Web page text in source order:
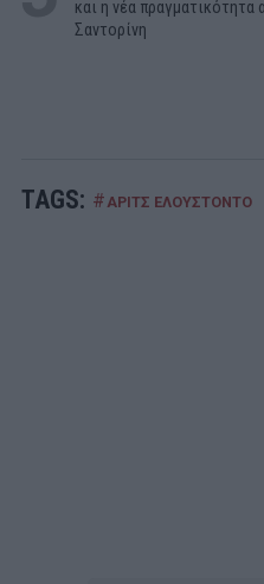
και η νέα
Σαντορίνη
TAGS: # ΑΡΙΤΣ ΕΛΟΥΣΤΟΝΤΟ